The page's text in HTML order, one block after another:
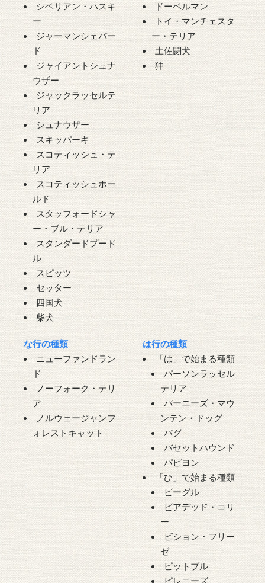
シベリアン・ハスキ
ー
ジャーマンシェパー
ド
ジャイアントシュナ
ウザー
ジャックラッセルテ
リア
シュナウザー
スキッパーキ
スコティッシュ・テ
リア
スコティッシュホー
ルド
スタッフォードシャ
ー・ブル・テリア
スタンダードプード
ル
スピッツ
セッター
四国犬
柴犬
ドーベルマン
トイ・マンチェスタ
ー・テリア
土佐闘犬
狆
な行の種類
ニューファンドラン
ド
ノーフォーク・テリ
ア
ノルウェージャンフ
ォレストキャット
は行の種類
「は」で始まる種類
パーソンラッセル
テリア
バーニーズ・マウ
ンテン・ドッグ
パグ
バセットハウンド
パピヨン
「ひ」で始まる種類
ビーグル
ビアデッド・コリ
ー
ビション・フリー
ゼ
ピットブル
ピレニーズ